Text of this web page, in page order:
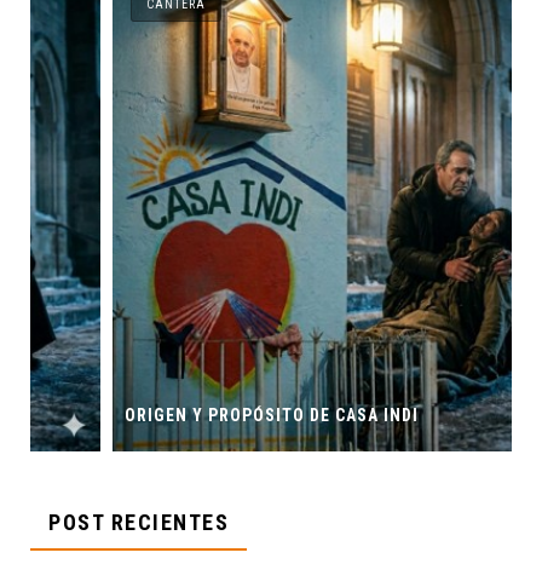
CANTERA
ORIGEN Y PROPÓSITO DE CASA INDI
POST RECIENTES